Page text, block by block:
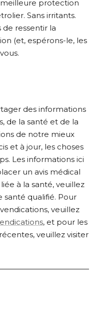
meilleure protection
Sans irritants.
ressentir la
(et, espérons-le, les
des informations
de la santé et de la
de notre mieux
et à jour, les choses
Les informations ici
un avis médical
à la santé, veuillez
santé qualifié. Pour
veuillez
, et pour les
veuillez visiter